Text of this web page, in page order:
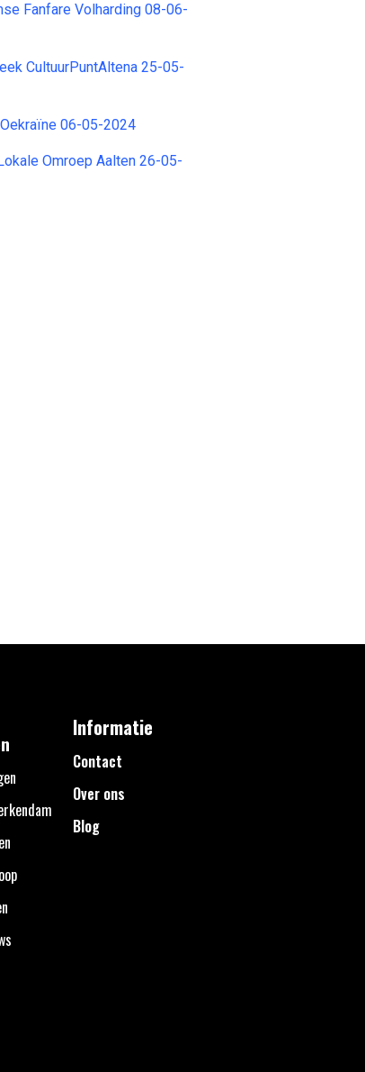
Fanfare Volharding 08-06-
CultuurPuntAltena 25-05-
06-05-2024
Omroep Aalten 26-05-
Informatie
Contact
Over ons
Blog